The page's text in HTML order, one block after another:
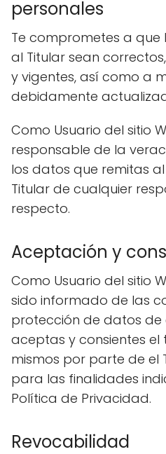
personales
Te comprometes a
al Titular sean
y vigentes, así como a
debidamente
Como Usuario del sitio
responsable de la
los datos que remitas
Titular de cualquier
respecto.
Aceptación y
Como Usuario del sitio
sido informado de las
protección de datos
aceptas y consientes
mismos por parte de el
para las finalidades
Política de Privacidad.
Revocabilidad